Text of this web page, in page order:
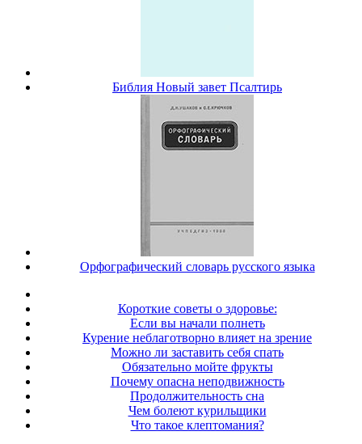
Библия Новый завет Псалтирь
Орфографический словарь русского языка
Короткие советы о здоровье:
Если вы начали полнеть
Курение неблаготворно влияет на зрение
Можно ли заставить себя спать
Обязательно мойте фрукты
Почему опасна неподвижность
Продолжительность сна
Чем болеют курильщики
Что такое клептомания?